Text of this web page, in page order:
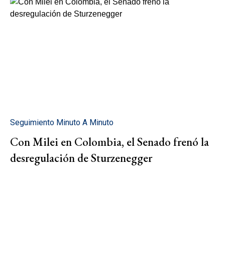
Seguimiento Minuto A Minuto
Con Milei en Colombia, el Senado frenó la
desregulación de Sturzenegger